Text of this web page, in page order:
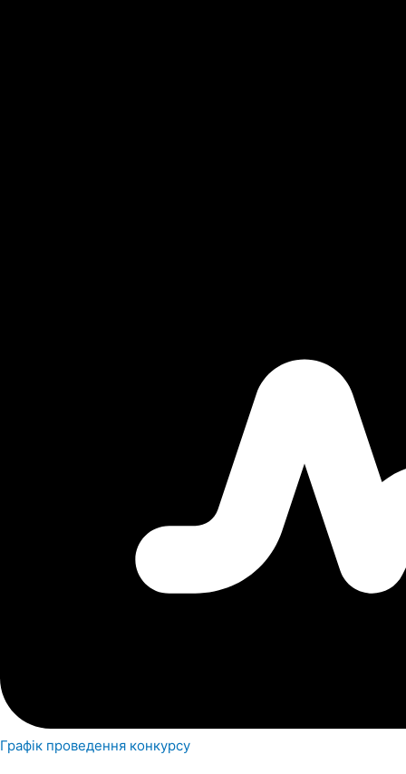
Графік проведення конкурсу